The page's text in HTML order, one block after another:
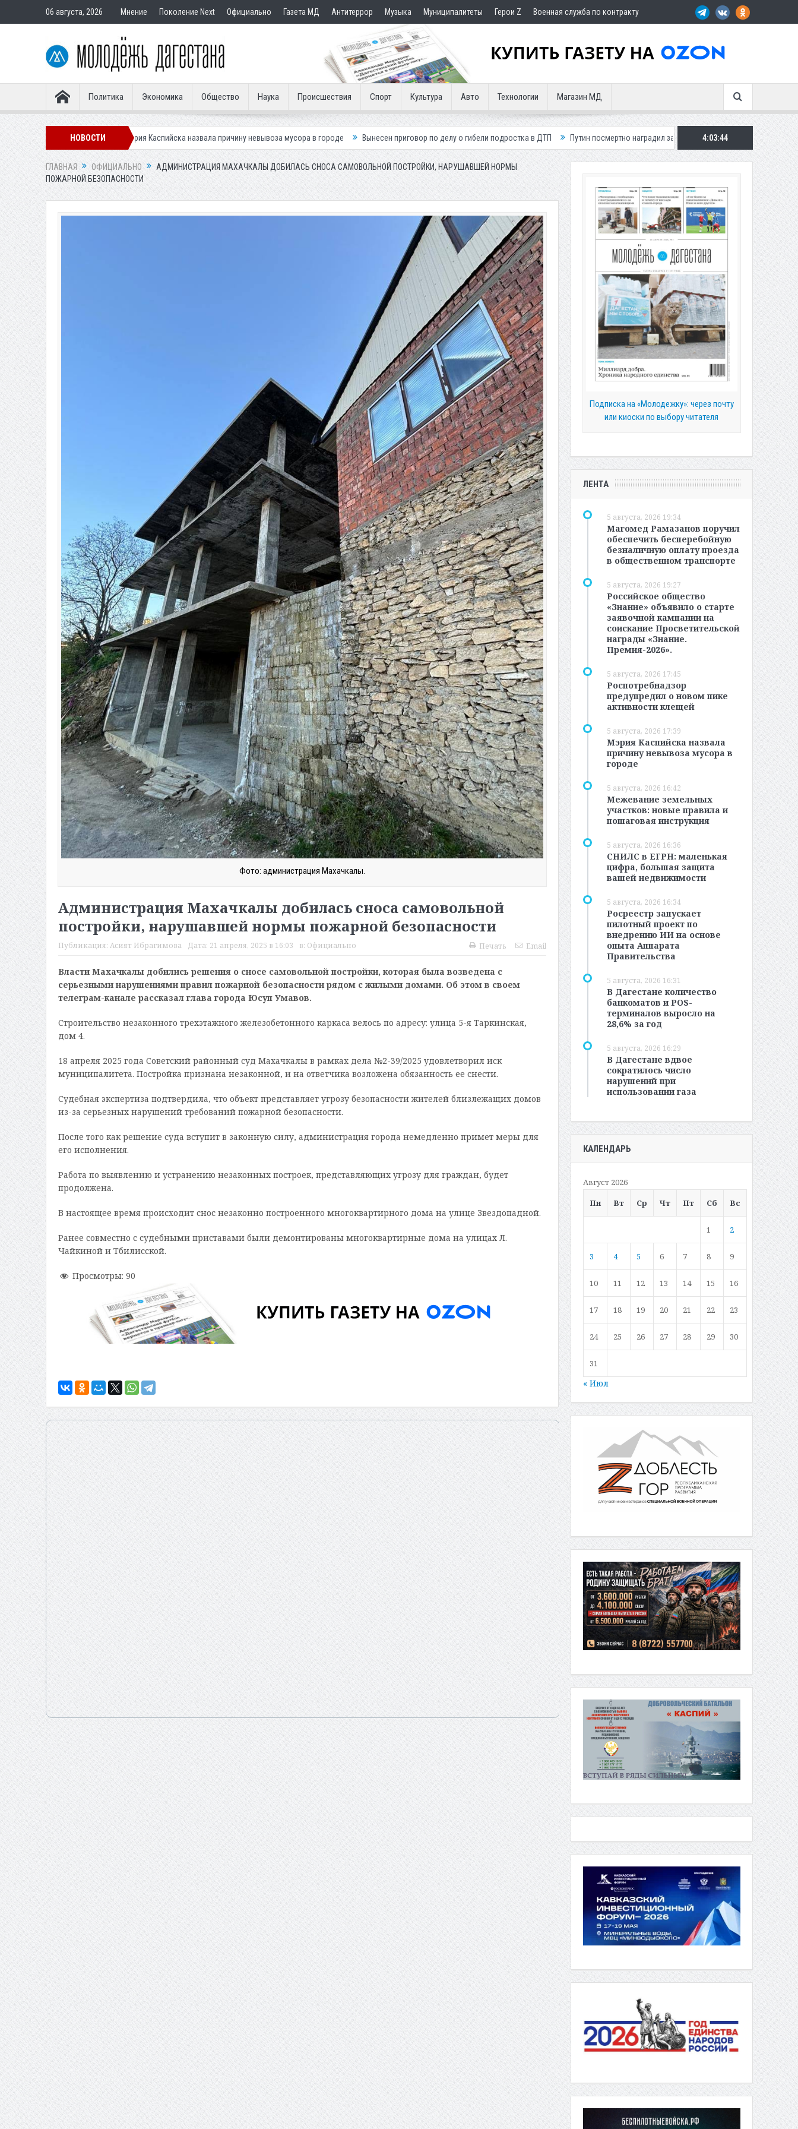
06 августа, 2026 Мнение Поколение Next Официально Газета МД Антитеррор Музыка Муниципалитеты Герои Z Военная служба по контракту
Политика Экономика Общество Наука Происшествия Спорт Культура Авто Технологии Магазин МД
НОВОСТИ
клещей Мэрия Каспийска назвала причину невывоза мусора в городе Вынесен приговор по делу о гибели подростка в ДТП Путин посмертно наградил замглавы Шамильского района Три автомобиля
4:03:45
ГЛАВНАЯ ОФИЦИАЛЬНО
АДМИНИСТРАЦИЯ МАХАЧКАЛЫ ДОБИЛАСЬ СНОСА САМОВОЛЬНОЙ ПОСТРОЙКИ, НАРУШАВШЕЙ НОРМЫ
ПОЖАРНОЙ БЕЗОПАСНОСТИ
Фото: администрация Махачкалы.
Администрация Махачкалы добилась сноса самовольной
постройки, нарушавшей нормы пожарной безопасности
Публикация: Асият Ибрагимова Дата: 21 апреля, 2025 в 16:03 в: Официально Печать Email
Власти Махачкалы добились решения о сносе самовольной постройки, которая была возведена с
серьезными нарушениями правил пожарной безопасности рядом с жилыми домами. Об этом в своем
телеграм-канале рассказал глава города Юсуп Умавов.
Строительство незаконного трехэтажного железобетонного каркаса велось по адресу: улица 5-я Таркинская,
дом 4.
18 апреля 2025 года Советский районный суд Махачкалы в рамках дела №2-39/2025 удовлетворил иск
муниципалитета. Постройка признана незаконной, и на ответчика возложена обязанность ее снести.
Судебная экспертиза подтвердила, что объект представляет угрозу безопасности жителей близлежащих домов
из-за серьезных нарушений требований пожарной безопасности.
После того как решение суда вступит в законную силу, администрация города немедленно примет меры для
его исполнения.
Работа по выявлению и устранению незаконных построек, представляющих угрозу для граждан, будет
продолжена.
В настоящее время происходит снос незаконно построенного многоквартирного дома на улице Звездопадной.
Ранее совместно с судебными приставами были демонтированы многоквартирные дома на улицах Л.
Чайкиной и Тбилисской.
Просмотры: 90
Подписка на «Молодежку»: через почту
или киоски по выбору читателя
ЛЕНТА
5 августа, 2026 19:34
Магомед Рамазанов поручил
обеспечить бесперебойную
безналичную оплату проезда
в общественном транспорте
5 августа, 2026 19:27
Российское общество
«Знание» объявило о старте
заявочной кампании на
соискание Просветительской
награды «Знание.
Премия-2026».
5 августа, 2026 17:45
Роспотребнадзор
предупредил о новом пике
активности клещей
5 августа, 2026 17:39
Мэрия Каспийска назвала
причину невывоза мусора в
городе
5 августа, 2026 16:42
Межевание земельных
участков: новые правила и
пошаговая инструкция
5 августа, 2026 16:36
СНИЛС в ЕГРН: маленькая
цифра, большая защита
вашей недвижимости
5 августа, 2026 16:34
Росреестр запускает
пилотный проект по
внедрению ИИ на основе
опыта Аппарата
Правительства
5 августа, 2026 16:31
В Дагестане количество
банкоматов и POS-
терминалов выросло на
28,6% за год
5 августа, 2026 16:29
В Дагестане вдвое
сократилось число
нарушений при
использовании газа
КАЛЕНДАРЬ
Август 2026
Пн
Вт Ср Чт Пт Сб Вс
1 2
3 4 5 6 7 8 9
10 11 12 13 14 15 16
17 18 19 20 21 22 23
24 25 26 27 28 29 30
31
« Июл